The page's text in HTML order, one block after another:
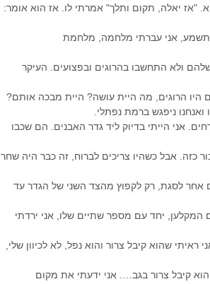
"אז יאלה, תקום ותלך" אמרתי לו. אז הוא אומר:
תשמע, אני עברתי מלחמה, מלחמת
ולא התחשבו בהרוגים ובפצועים. העיקר
היו הרוגים, מה היית עושה? היית מבכה אותם?
ניפגש ברמת נפתלי.
אני הייתי בדיוק ליד גדר האבנים. הם שכבו
כזה. אבל כשהיו צריכים לברוח, זה כבר היה שחר
אחר לסגת, רק לקפוץ מהצד השני של הגדר עד
יחד עם מספר שתיים שלו, אני ירדתי
שהוא קיבל צרור והוא נפל, לא לכיוון שלי,
הוא קיבל צרור בגב…. אני ידעתי את מקום